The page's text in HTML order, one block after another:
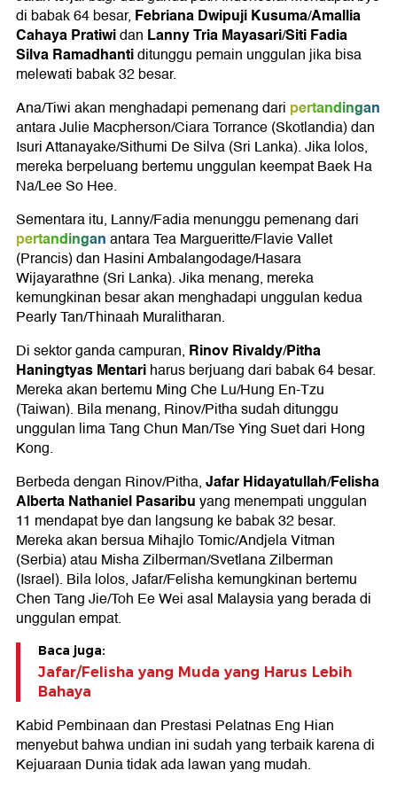
di babak 64 besar, Febriana Dwipuji Kusuma/Amallia
Cahaya Pratiwidan Lanny Tria Mayasari/Siti Fadia
Silva Ramadhantiditunggu pemain unggulan jika bisa
melewati babak 32 besar.
Ana/Tiwi akan menghadapi pemenang dari pertandingan
antara Julie Macpherson/Ciara Torrance (Skotlandia) dan
Isuri Attanayake/Sithumi De Silva (Sri Lanka). Jika lolos,
mereka berpeluang bertemu unggulan keempat Baek Ha
Na/Lee So Hee.
Sementara itu, Lanny/Fadia menunggu pemenang dari
pertandinganantara Tea Margueritte/Flavie Vallet
(Prancis) dan Hasini Ambalangodage/Hasara
Wijayarathne (Sri Lanka). Jika menang, mereka
kemungkinan besar akan menghadapi unggulan kedua
Pearly Tan/Thinaah Muralitharan.
Di sektor ganda campuran, Rinov Rivaldy/Pitha
Haningtyas Mentariharus berjuang dari babak 64 besar.
Mereka akan bertemu Ming Che Lu/Hung En-Tzu
(Taiwan). Bila menang, Rinov/Pitha sudah ditunggu
unggulan lima Tang Chun Man/Tse Ying Suet dari Hong
Kong.
Berbeda dengan Rinov/Pitha,Jafar Hidayatullah/Felisha
Alberta Nathaniel Pasaribuyang menempati unggulan
11 mendapat bye dan langsung ke babak 32 besar.
Mereka akan bersua Mihajlo Tomic/Andjela Vitman
(Serbia) atau Misha Zilberman/Svetlana Zilberman
(Israel). Bila lolos, Jafar/Felisha kemungkinan bertemu
Chen Tang Jie/Toh Ee Wei asal Malaysia yang berada di
unggulan empat.
Baca juga:
Jafar/Felisha yang Muda yang Harus Lebih
Bahaya
Kabid Pembinaan dan Prestasi Pelatnas Eng Hian
menyebut bahwa undian ini sudah yang terbaik karena di
Kejuaraan Dunia tidak ada lawan yang mudah.